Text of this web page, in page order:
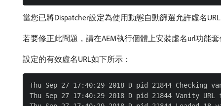
當您已將Dispatcher設定為使用動態自動篩選允許虛名
若要修正此問題，請在AEM執行個體上安裝虛名url功能
設定的有效虛名URL如下所示：
Thu Sep 27 17:40:29 2018 D pid 21844 Checking
Thu Sep 27 17:40:29 2018 D pid 21844 Vanity